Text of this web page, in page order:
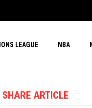
LEAGUE NBA
SHARE ARTICLE